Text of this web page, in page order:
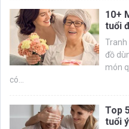
10+
tuổi
Tranh
đồ
món
có...
Top
tuổi